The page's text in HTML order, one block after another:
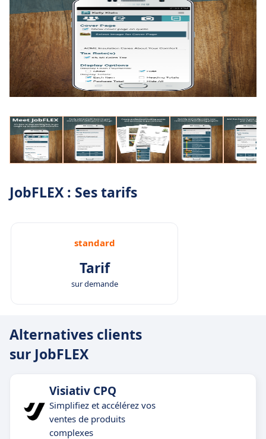
JobFLEX : Ses tarifs
standard
Tarif
sur demande
Alternatives clients
sur JobFLEX
Visiativ CPQ
Simplifiez et accélérez vos
ventes de produits
complexes